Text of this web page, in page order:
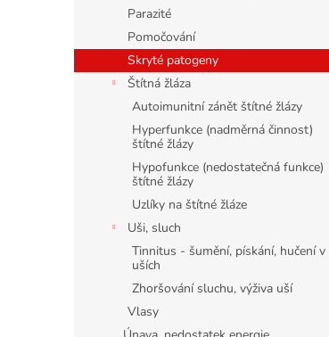
Parazité
Pomočování
Skryté patogeny
Štítná žláza
Autoimunitní zánět štítné žlázy
Hyperfunkce (nadměrná činnost)
štítné žlázy
Hypofunkce (nedostatečná funkce)
štítné žlázy
Uzlíky na štítné žláze
Uši, sluch
Tinnitus - šumění, pískání, hučení v
uších
Zhoršování sluchu, výživa uší
Vlasy